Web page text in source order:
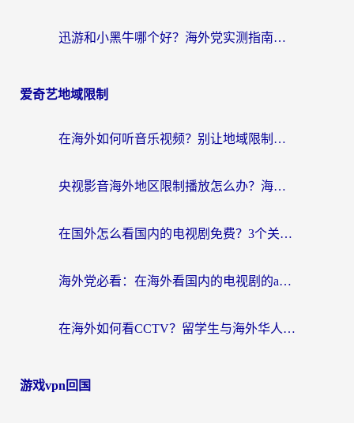
迅游和小黑牛哪个好？海外党实测指南，选对中国地址加速器才能无缝刷国内资源
爱奇艺地域限制
在海外如何听音乐视频？别让地域限制挡住你的华语旋律
央视影音海外地区限制播放怎么办？海外华人必看的追剧自由指南
在国外怎么看国内的电视剧免费？3个关键步骤+1款靠谱加速器帮你搞定
海外党必看：在海外看国内的电视剧的app选对了吗？3步解决地域限制烦恼
在海外如何看CCTV？留学生与海外华人的实用回国加速指南
游戏vpn回国